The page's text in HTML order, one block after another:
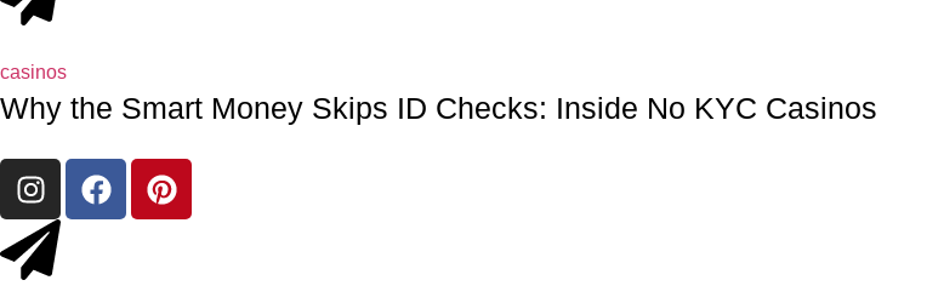
casinos
Why the Smart Money Skips ID Checks: Inside No KYC Casinos